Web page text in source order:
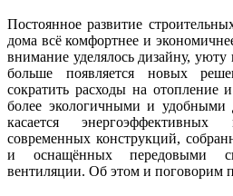
Постоянное развитие
дома всё комфортнее и
внимание уделялось дизайну, уюту
больше появляется новых
сократить расходы на отопление
более экологичными и
касается
современных конструкций,
и оснащённых передовыми
вентиляции. Об этом и поговорим